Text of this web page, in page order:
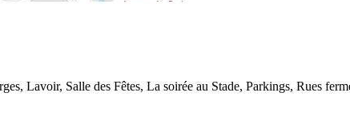
Lavoir, Salle des Fêtes, La soirée au Stade, Parkings, Rues